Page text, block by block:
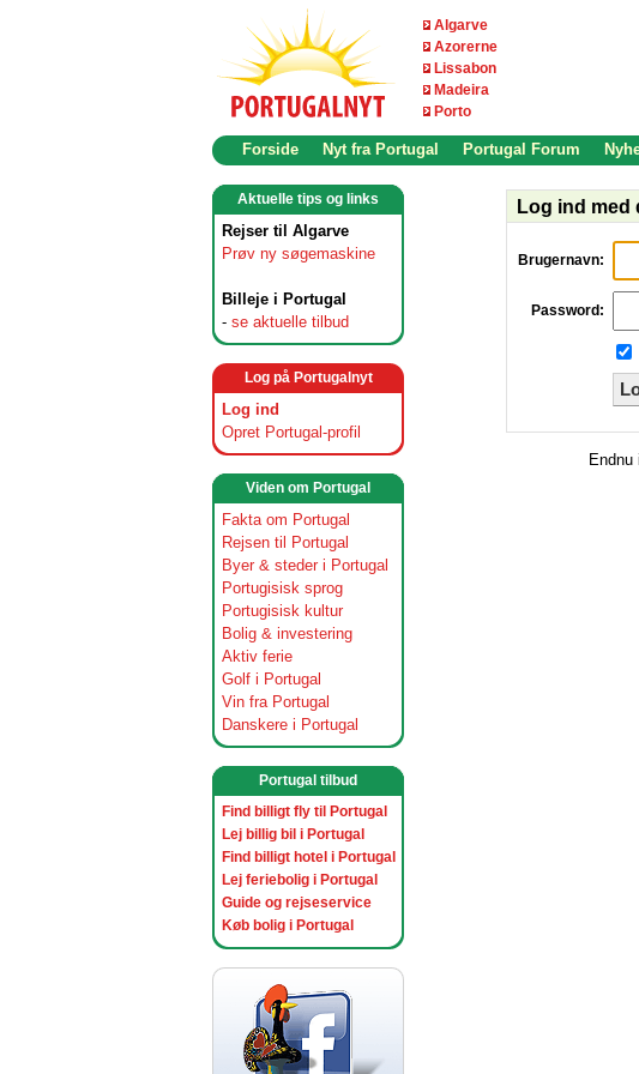
Algarve
Azorerne
Lissabon
Madeira
Porto
Forside Nyt fra Portugal Portugal Forum
Aktuelle tips og links
Rejser til Algarve
Prøv ny søgemaskine
Billeje i Portugal
- se aktuelle tilbud
Log på Portugalnyt
Log ind
Opret Portugal-profil
Viden om Portugal
Fakta om Portugal
Rejsen til Portugal
Byer & steder i Portugal
Portugisisk sprog
Portugisisk kultur
Bolig & investering
Aktiv ferie
Golf i Portugal
Vin fra Portugal
Danskere i Portugal
Portugal tilbud
Find billigt fly til Portugal
Lej billig bil i Portugal
Find billigt hotel i Portugal
Lej feriebolig i Portugal
Guide og rejseservice
Køb bolig i Portugal
Log ind med
Brugernavn:
Password: